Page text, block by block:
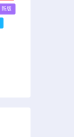
新版